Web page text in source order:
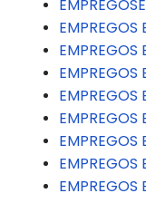
EMPREGOS
EMPREGOS
EMPREGOS
EMPREGOS
EMPREGOS
EMPREGOS
EMPREGOS
EMPREGOS